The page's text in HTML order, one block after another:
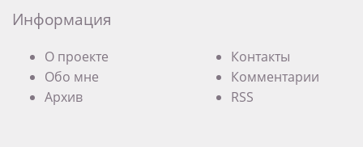
Информация
О проекте
Обо мне
Архив
Контакты
Комментарии
RSS